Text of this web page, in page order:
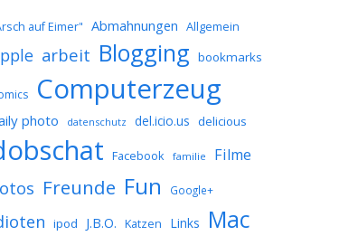
auf Eimer" Abmahnungen Allgemein
arbeit Blogging bookmarks
Computerzeug
photo datenschutz del.icio.us delicious
Facebook familie Filme
Freunde Fun Google+
ipod J.B.O. Katzen Links Mac